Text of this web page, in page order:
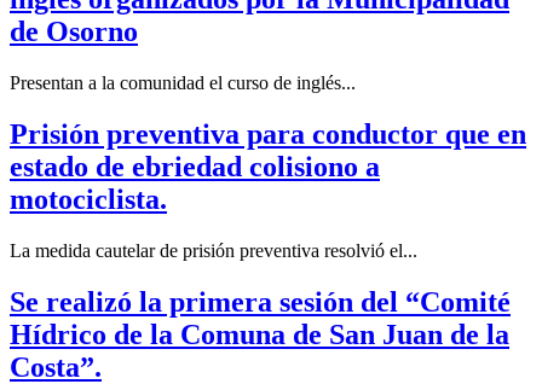
de Osorno
Presentan a la comunidad el curso de inglés...
Prisión preventiva para conductor que en
estado de ebriedad colisiono a
motociclista.
La medida cautelar de prisión preventiva resolvió el...
Se realizó la primera sesión del “Comité
Hídrico de la Comuna de San Juan de la
Costa”.